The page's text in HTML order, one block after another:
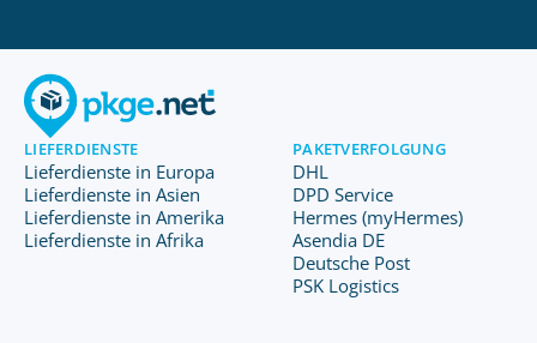
LIEFERDIENSTE
Lieferdienste in Europa
Lieferdienste in Asien
Lieferdienste in Amerika
Lieferdienste in Afrika
PAKETVERFOLGUNG
DHL
DPD Service
Hermes (myHermes)
Asendia DE
Deutsche Post
PSK Logistics